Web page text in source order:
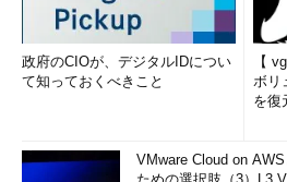
政府のCIOが、デジタルIDについ
て知っておくべきこと
【
ボリ
を復
VMware Cloud on